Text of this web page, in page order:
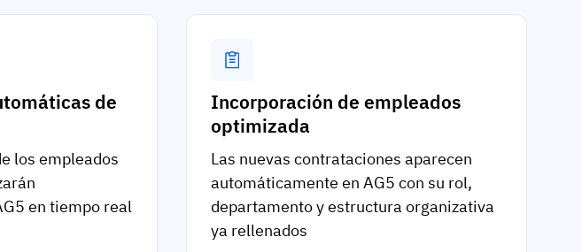
de
los empleados
en tiempo real
Incorporación de empleados
optimizada
Las nuevas contrataciones aparecen
automáticamente en AG5 con su rol,
departamento y estructura organizativa
ya rellenados